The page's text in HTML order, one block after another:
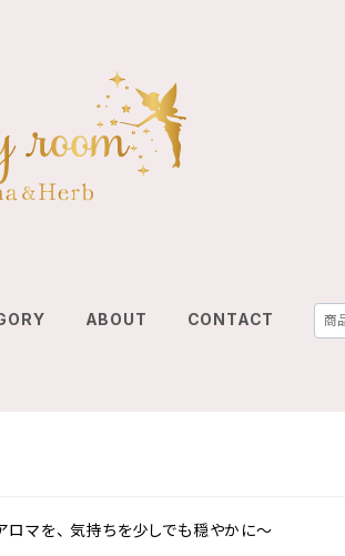
ABOUT CONTACT
マを、 気持ちを少しでも穏やかに〜